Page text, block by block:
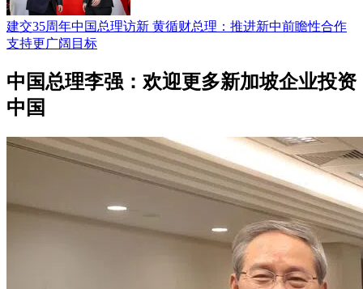
建交35周年中国总理访新 黄循财总理：推进新中前瞻性合作
支持更广阔目标
中国总理李强：欢迎更多新加坡企业投资
中国